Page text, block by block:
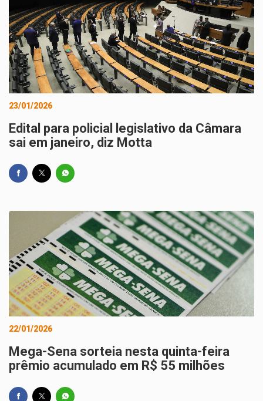
23/01/2026
Edital para policial legislativo da Câmara
sai em janeiro, diz Motta
22/01/2026
Mega-Sena sorteia nesta quinta-feira
prêmio acumulado em R$ 55 milhões